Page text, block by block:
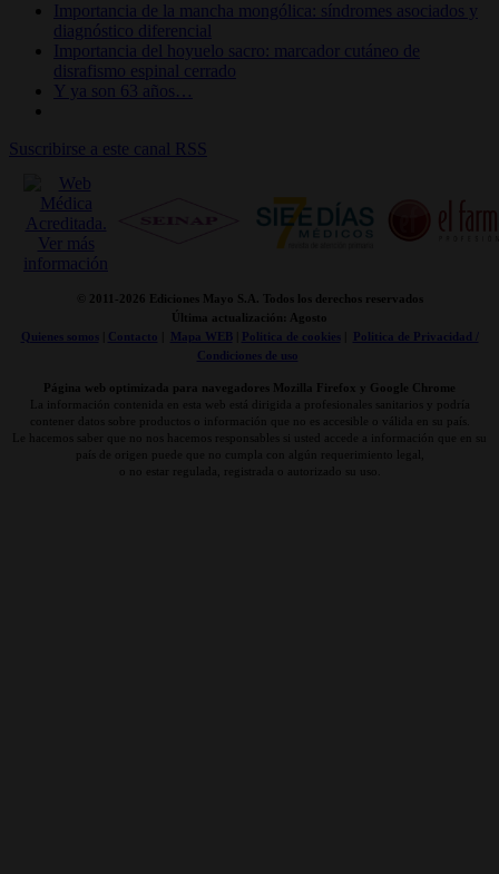
Importancia de la mancha mongólica: síndromes asociados y
diagnóstico diferencial
Importancia del hoyuelo sacro: marcador cutáneo de
disrafismo espinal cerrado
Y ya son 63 años…
Suscribirse a este canal RSS
© 2011-2026 Ediciones Mayo S.A. Todos los derechos reservados
Última actualización: Agosto
Quienes somos| Contacto Mapa WEB Politica de cookies|
Politica de Privacidad /
Condiciones de uso
Página web optimizada para navegadores Mozilla Firefox y Google Chrome
La información contenida en esta web está dirigida a profesionales sanitarios y podría
contener datos sobre productos o información que no es accesible o válida en su país.
Le hacemos saber que no nos hacemos responsables si usted accede a información que en su
país de origen puede que no cumpla con algún requerimiento legal,
o no estar regulada, registrada o autorizado su uso.